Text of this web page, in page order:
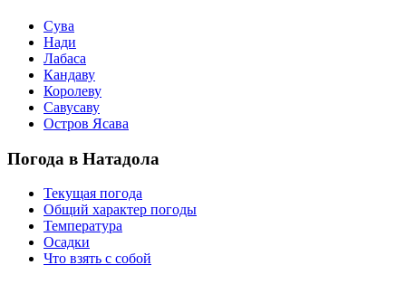
Сува
Нади
Лабаса
Кандаву
Королеву
Савусаву
Остров Ясава
Погода в Натадола
Текущая погода
Общий характер погоды
Температура
Осадки
Что взять с собой